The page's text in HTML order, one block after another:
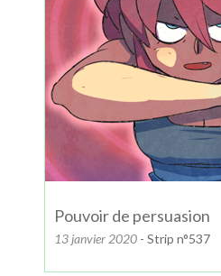
Pouvoir de persuasion
13 janvier 2020 - Strip n°537